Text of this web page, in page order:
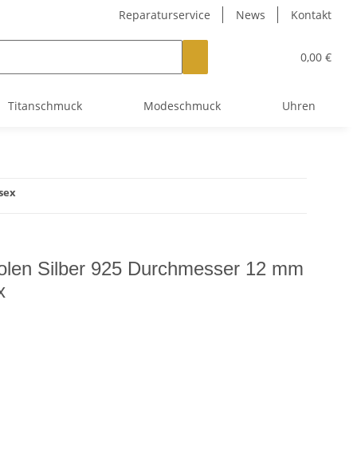
Reparaturservice News Kontakt
0,00 €
Titanschmuck Modeschmuck Uhren
Silber 925 Durchmesser 12 mm